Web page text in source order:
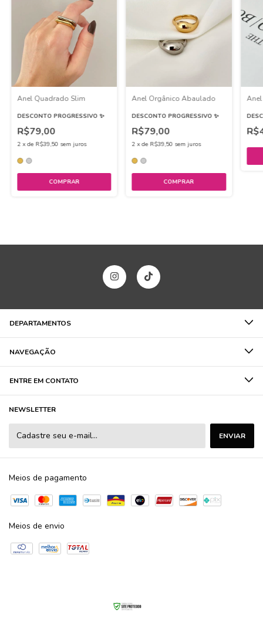
Anel Quadrado Slim
DESCONTO PROGRESSIVO ✨
R$79,00
2 xde R$39,50 sem juros
COMPRAR
Anel Orgânico Abaulado
DESCONTO PROGRESSIVO ✨
R$79,00
2 xde R$39,50 sem juros
COMPRAR
Anel
DEPARTAMENTOS
NAVEGAÇÃO
ENTRE EM CONTATO
NEWSLETTER
Meios de pagamento
Meios de envio